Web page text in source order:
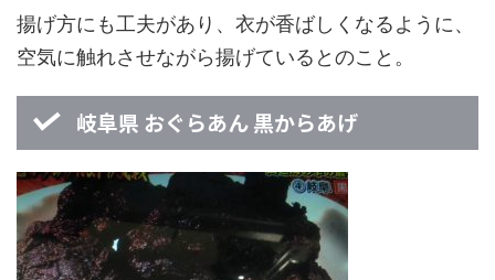
揚げ方にも工夫があり、衣が香ばしくなるように、
空気に触れさせながら揚げているとのこと。
岐阜県 おぐらあん 黒からあげ